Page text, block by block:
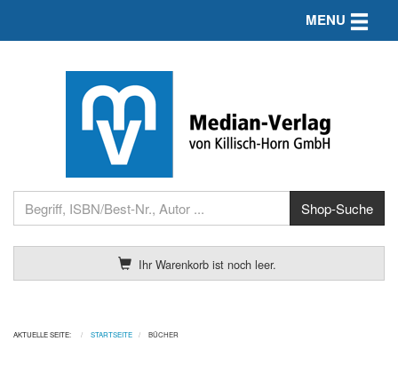
Ihr Warenkorb ist noch leer.
MENU Toggle
AKTUELLE SEITE: STARTSEITE BÜCHER